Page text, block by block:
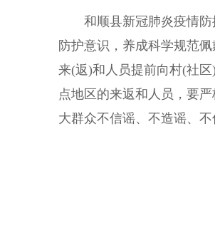
和顺县新冠肺炎疫情防
防护意识，养成科学规范
来(返)和人员提前向村(社
点地区的来返和人员，要
大群众不信谣、不造谣、